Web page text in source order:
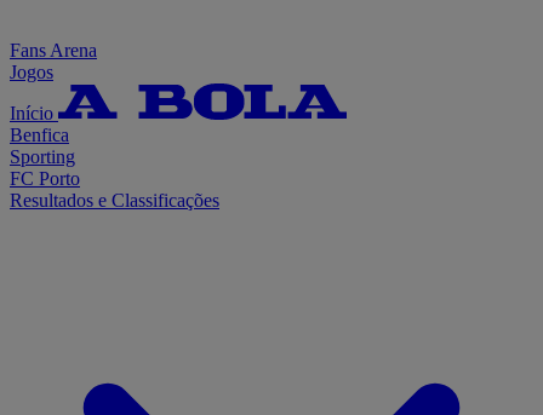
Fans Arena
Jogos
Início
Benfica
Sporting
FC Porto
Resultados e Classificações